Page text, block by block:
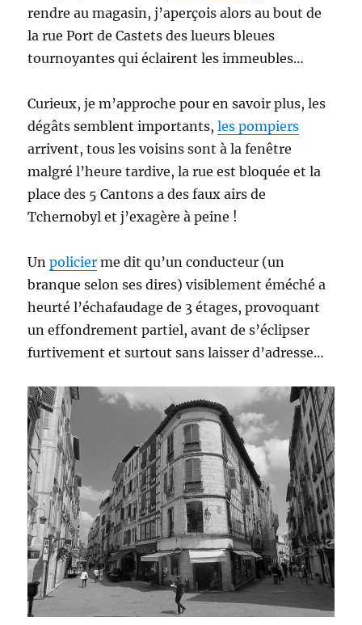
rendre au magasin, j’aperçois alors au bout de
la rue Port de Castets des lueurs bleues
tournoyantes qui éclairent les immeubles…
Curieux, je m’approche pour en savoir plus, les
dégâts semblent importants,les pompiers
arrivent, tous les voisins sont à la fenêtre
malgré l’heure tardive, la rue est bloquée et la
place des 5 Cantons a des faux airs de
Tchernobyl et j’exagère à peine !
Unpolicier me dit qu’un conducteur (un
branque selon ses dires) visiblement éméché a
heurté l’échafaudage de 3 étages, provoquant
un effondrement partiel, avant de s’éclipser
furtivement et surtout sans laisser d’adresse…